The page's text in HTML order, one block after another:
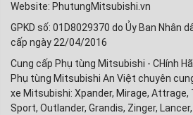
Website: PhutungMitsubishi.vn
GPKD số: 01D8029370 do Ủy Ban Nhân
cấp ngày 22/04/2016
Cung cấp Phụ tùng Mitsubishi - CHính
Phụ tùng Mitsubishi An Việt chuyên
xe Mitsubishi: Xpander, Mirage, Attrage,
Sport, Outlander, Grandis, Zinger,